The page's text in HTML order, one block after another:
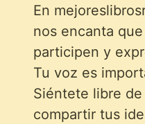
En
nos encanta
participen y
Tu voz es
Siéntete libre
compartir tus